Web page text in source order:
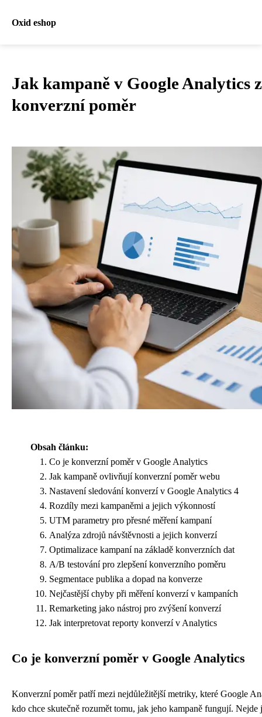
Oxid eshop
Jak kampaně v Google Analytics
konverzní poměr
Obsah článku:
Co je konverzní poměr v Google Analytics
Jak kampaně ovlivňují konverzní poměr webu
Nastavení sledování konverzí v Google Analytics 4
Rozdíly mezi kampaněmi a jejich výkonností
UTM parametry pro přesné měření kampaní
Analýza zdrojů návštěvnosti a jejich konverzí
Optimalizace kampaní na základě konverzních dat
A/B testování pro zlepšení konverzního poměru
Segmentace publika a dopad na konverze
Nejčastější chyby při měření konverzí v kampaních
Remarketing jako nástroj pro zvýšení konverzí
Jak interpretovat reporty konverzí v Analytics
Co je konverzní poměr v Google Analytics
Konverzní poměr patří mezi nejdůležitější metriky, které Google
kdo chce skutečně rozumět tomu, jak jeho kampaně fungují. Nejde